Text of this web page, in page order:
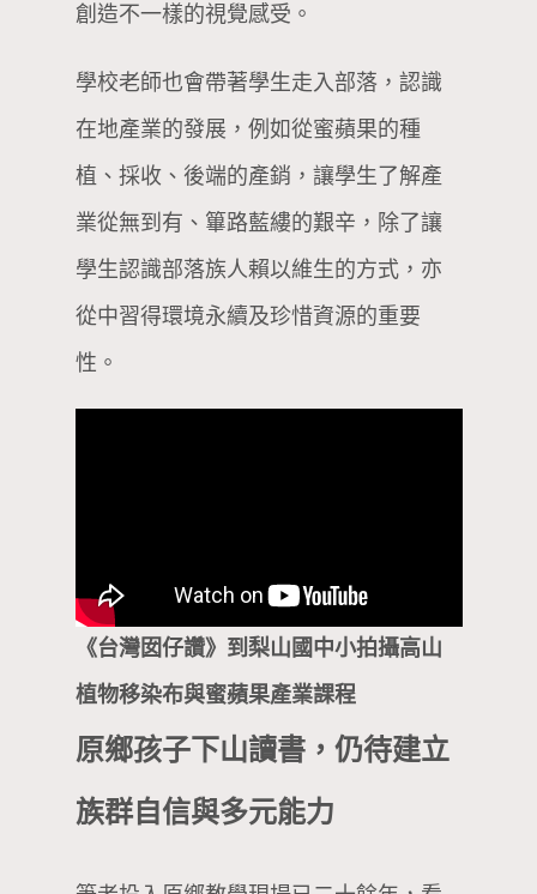
創造不一樣的視覺感受。
學校老師也會帶著學生走入部落，認識
在地產業的發展，例如從蜜蘋果的種
植、採收、後端的產銷，讓學生了解產
業從無到有、篳路藍縷的艱辛，除了讓
學生認識部落族人賴以維生的方式，亦
從中習得環境永續及珍惜資源的重要
性。
《台灣囡仔讚》到梨山國中小拍攝高山
植物移染布與蜜蘋果產業課程
原鄉孩子下山讀書，仍待建立
族群自信與多元能力